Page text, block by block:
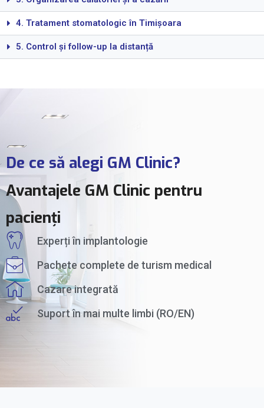
4. Tratament stomatologic în Timișoara
5. Control și follow-up la distanță
De ce să alegi GM Clinic?
Avantajele GM Clinic pentru
pacienți
Experți în implantologie
Pachete complete de turism medical
Cazare integrată
Suport în mai multe limbi (RO/EN)